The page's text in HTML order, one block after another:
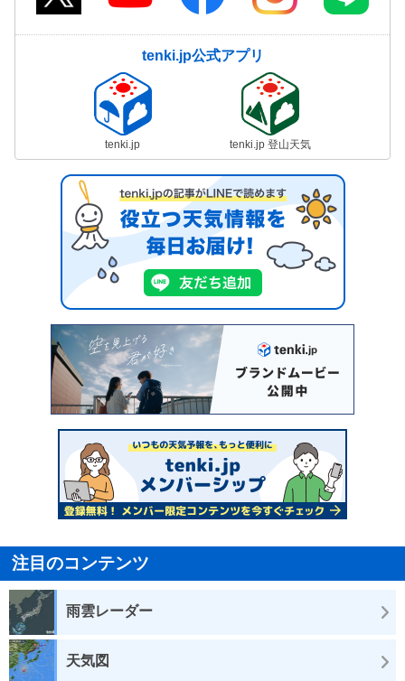
tenki.jp公式アプリ
tenki.jp tenki.jp 登山天気
注目のコンテンツ
雨雲レーダー
天気図